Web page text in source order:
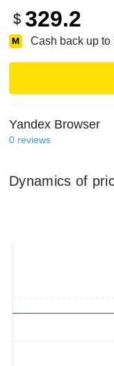
$ 329.2
Cash back up to
Yandex Browser
0 reviews
Dynamics of